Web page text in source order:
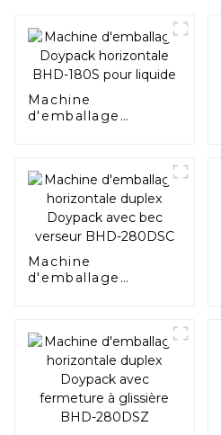
Machine
d'emballage
Machine
d'emballage
280DSC